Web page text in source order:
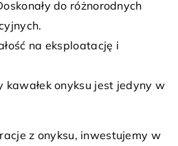
do różnorodnych
na eksploatację i
kawałek onyksu jest jedyny w
z onyksu, inwestujemy w